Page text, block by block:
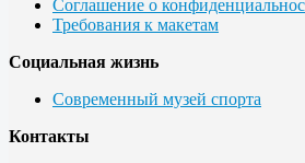
Соглашение о
Требования к макетам
Социальная жизнь
Современный музей спорта
Контакты